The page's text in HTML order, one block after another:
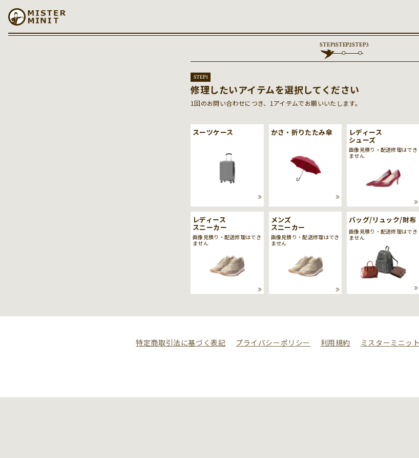
コンテンツに進む
STEP1STEP2STEP3
STEP1
修理したいアイテムを選択してください
1回のお問い合わせにつき、1アイテムでお願いいたします。
スーツケース かさ・折りたたみ傘 レディース
シューズ
画像見積り・配送修理はでき
ません
レディース
スニーカー
画像見積り・配送修理はでき
ません
メンズ
スニーカー
画像見積り・配送修理はでき
ません
バッグ/リュック/財布
画像見積り・配送修理はでき
ません
特定商取引法に基づく表記 プライバシーポリシー 利用規約 ミスターミニッ